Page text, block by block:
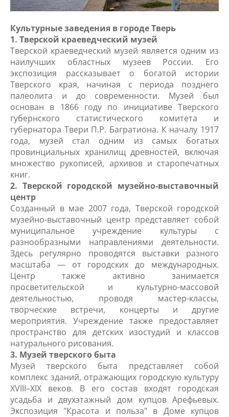
Культурные заведения в городе Тверь
1. Тверской краеведческий музей
Тверской краеведческий музей является одним из
наилучших областных музеев России. Его
экспозиция рассказывает о богатой истории
Тверского края, начиная с периода позднего
палеолита и до современности. Музей был
основан в 1866 году по инициативе Тверского
губернского статистического комитета и
губернатора Твери П.Р. Багратиона. К началу 1917
года, музей стал одним из самых богатых
провинциальных хранилищ древностей, включая
множество рукописей, архивов и старопечатных
книг.
2. Тверской городской музейно-выставочный
центр
Созданный в мае 2007 года, Тверской городской
музейно-выставочный центр представляет собой
муниципальное учреждение культуры с
разнообразными направлениями деятельности.
Здесь регулярно проводятся выставки разного
масштаба — от городских до международных.
Центр также активно занимается
просветительской и культурно-массовой
деятельностью, проводя мастер-классы,
творческие встречи, концерты и другие
мероприятия. Учреждение также предоставляет
пространство для детских изостудий и классов
натурального рисования.
3. Музей тверского быта
Музей тверского быта представляет собой
комплекс зданий, отражающих городскую культуру
XVIII–XIX веков. В его состав входят городская
усадьба и двухэтажный дом купцов Арефьевых.
Экспозиция "Красота и польза" в Доме купцов